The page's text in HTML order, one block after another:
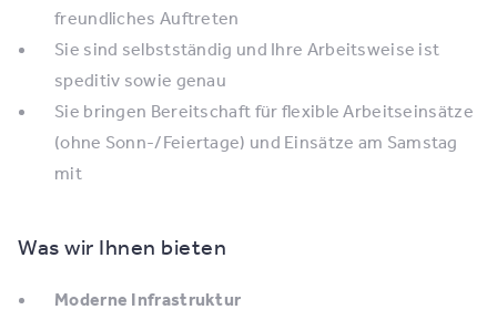
freundliches Auftreten
Sie sind selbstständig und Ihre Arbeitsweise ist
speditiv sowie genau
Sie bringen Bereitschaft für flexible Arbeitseinsätze
(ohne Sonn-/Feiertage) und Einsätze am Samstag
mit
Was wir Ihnen bieten
Moderne Infrastruktur